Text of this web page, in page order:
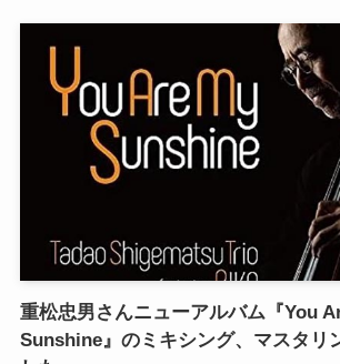
重松忠男さんニューアルバム『You
Sunshine』のミキシング、マスタリ